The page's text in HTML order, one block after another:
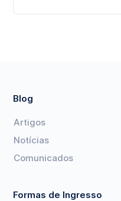
Blog
Artigos
Notícias
Comunicados
Formas de Ingresso